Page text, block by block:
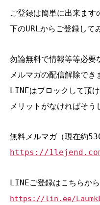
ご登録は簡単に出来ます
下のURLからご登録して
勿論無料で情報等等必要
メルマガの配信解除でき
LINEはブロックして頂
メリットがなければそう
無料メルマガ（現在約
https://
LINEご登録はこちらか
https://lin.ee/